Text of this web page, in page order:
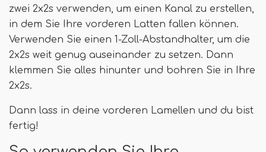
zwei 2x2s verwenden, um einen Kanal zu erstellen,
in dem Sie Ihre vorderen Latten fallen können.
Verwenden Sie einen 1-Zoll-Abstandhalter, um die
2x2s weit genug auseinander zu setzen. Dann
klemmen Sie alles hinunter und bohren Sie in Ihre
2x2s.
Dann lass in deine vorderen Lamellen und du bist
fertig!